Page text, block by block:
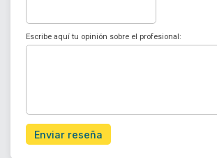
Escribe aquí tu opinión sobre el profesional:
Enviar reseña